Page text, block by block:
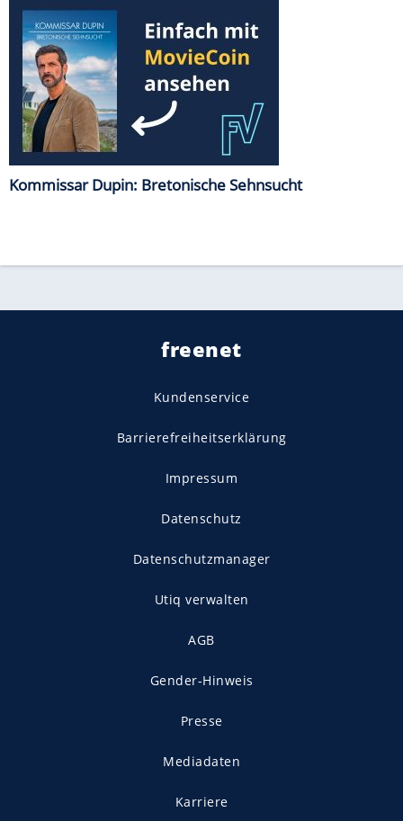
Kommissar Dupin: Bretonische Sehnsucht
freenet
Kundenservice
Barrierefreiheitserklärung
Impressum
Datenschutz
Datenschutzmanager
Utiq verwalten
AGB
Gender-Hinweis
Presse
Mediadaten
Karriere